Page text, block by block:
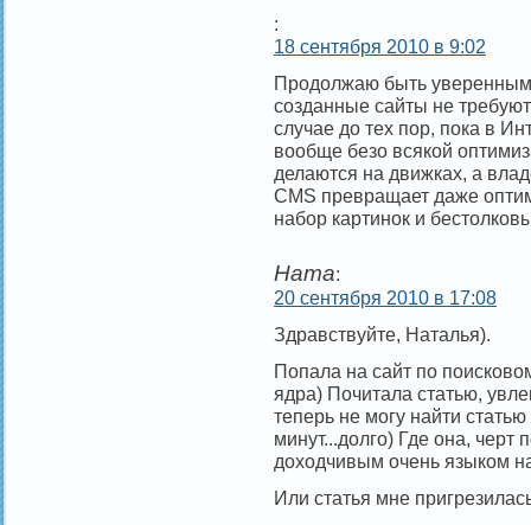
:
18 сентября 2010 в 9:02
Продолжаю быть уверенным
созданные сайты не
случае до тех пор, пока в
вообще безо всякой
делаются на движках, а
CMS превращает даже
набор картинок и
Ната:
20 сентября 2010 в 17:08
Здравствуйте, Наталья).
Попала на сайт по
ядра) Почитала статью,
теперь не могу найти
минут...долго) Где она, черт
доходчивым очень языком
Или статья мне